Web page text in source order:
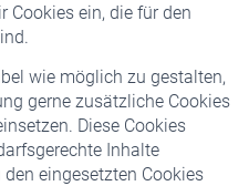
Cookies ein, die für den
wie möglich zu gestalten,
gerne zusätzliche Cookies
Diese Cookies
Inhalte
eingesetzten Cookies